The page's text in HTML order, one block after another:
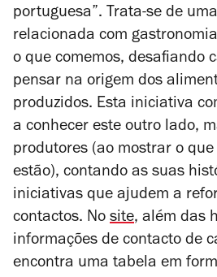
portuguesa”. Trata-se de
relacionada com
o que comemos, desafiando
pensar na origem dos
produzidos. Esta iniciativa
a conhecer este outro lado,
produtores (ao mostrar o
estão), contando as suas
iniciativas que ajudem a
contactos. No site, além das
informações de contacto de
encontra uma tabela em